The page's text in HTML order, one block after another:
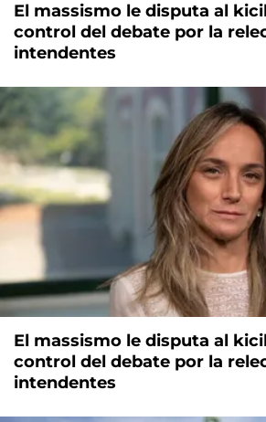
El massismo le disputa al
control del debate por la
intendentes
El massismo le disputa al
control del debate por la
intendentes